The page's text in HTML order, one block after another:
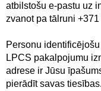
atbilstošu e-pastu uz
zvanot pa tālruni
Personu
LPCS pakalpojumu
adrese ir Jūsu
pierādīt savas tiesības.